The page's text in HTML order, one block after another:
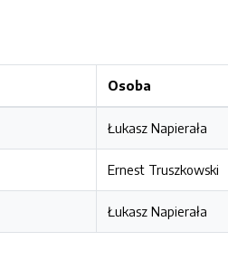
Osoba
Łukasz Napierała
Ernest Truszkowski
Łukasz Napierała